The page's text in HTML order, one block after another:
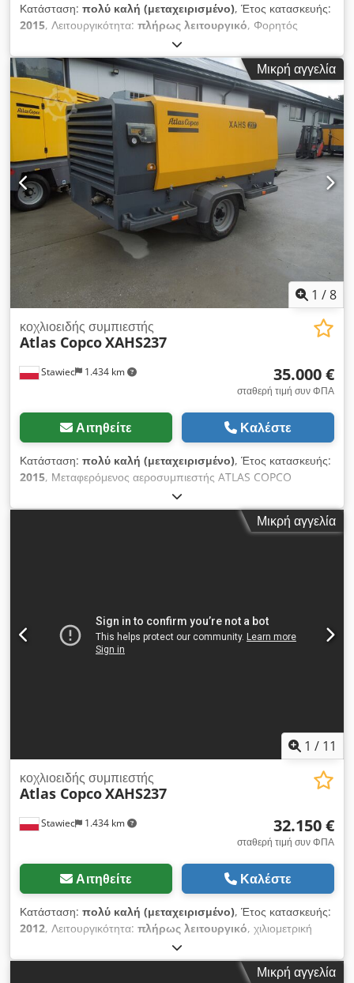
Κατάσταση: πολύ καλή (μεταχειρισμένο), Έτος κατασκευής:
2015, Λειτουργικότητα: πλήρως λειτουργικό, Φορητός
συμπιεστής ATLAS COPCO XAHS447 STAGE3 με τελικό ψυγείο,
μετά από πλήρες σέρβις Τεχνικά χαρακτηριστικά: Απόδοση:
26,6 m3/min; Cedjzcaa Ujpfx Af Djrf Εργασιακή πίεση: 12
Bar; Έτος κατασκευής: 2015 Κινητήρας: CAT C9.3 ACERT
242KW Χιλιόμετρα: 0 Ο συμπιεστής είναι πλήρως λειτουργικός,
έτοιμος για χρήση, με εγγύηση Καθαρή τιμή: 187.000 PLN
Τελική τιμή: 230.010 PLN Το μηχάνημα έχει εισαχθεί σε άριστη
κατάσταση Παρακάτω θα βρείτε συνδέσμους για βίντεο.
Μικρή αγγελία
1 /8
Stawiec 1.434 km
κοχλιοειδής συμπιεστής
Atlas CopcoXAHS237
35.000 €
σταθερή τιμή συν ΦΠΑ
Αιτηθείτε Καλέστε
Κατάσταση: πολύ καλή (μεταχειρισμένο), Έτος κατασκευής:
2015, Μεταφερόμενος αεροσυμπιεστής ATLAS COPCO
XAHS237+ μηχάνημα με τελικό ψυγείο μετά από πλήρες σέρβις
Τεχνικά στοιχεία: Απόδοση: 14,20 m3/λεπτό Εργασιακή πίεση:
12 Bar Έτος κατασκευής: 2015 Κινητήρας: DEUTZ 6,1 Ώρες
Μικρή αγγελία
1 / 11
Stawiec 1.434 km
κοχλιοειδής συμπιεστής
Atlas CopcoXAHS237
32.150 €
σταθερή τιμή συν ΦΠΑ
Αιτηθείτε Καλέστε
Κατάσταση: πολύ καλή (μεταχειρισμένο), Έτος κατασκευής:
2012, Λειτουργικότητα: πλήρως λειτουργικό, χιλιομετρική
, Φορητός συμπιεστής ATLAS COPCO
XAHS237+ μηχάνημα με τελικό ψύκτη μετά από πλήρες
σέρβις!!! Τεχνικά χαρακτηριστικά: απόδοση 14,20 m3/min;
Μικρή αγγελία